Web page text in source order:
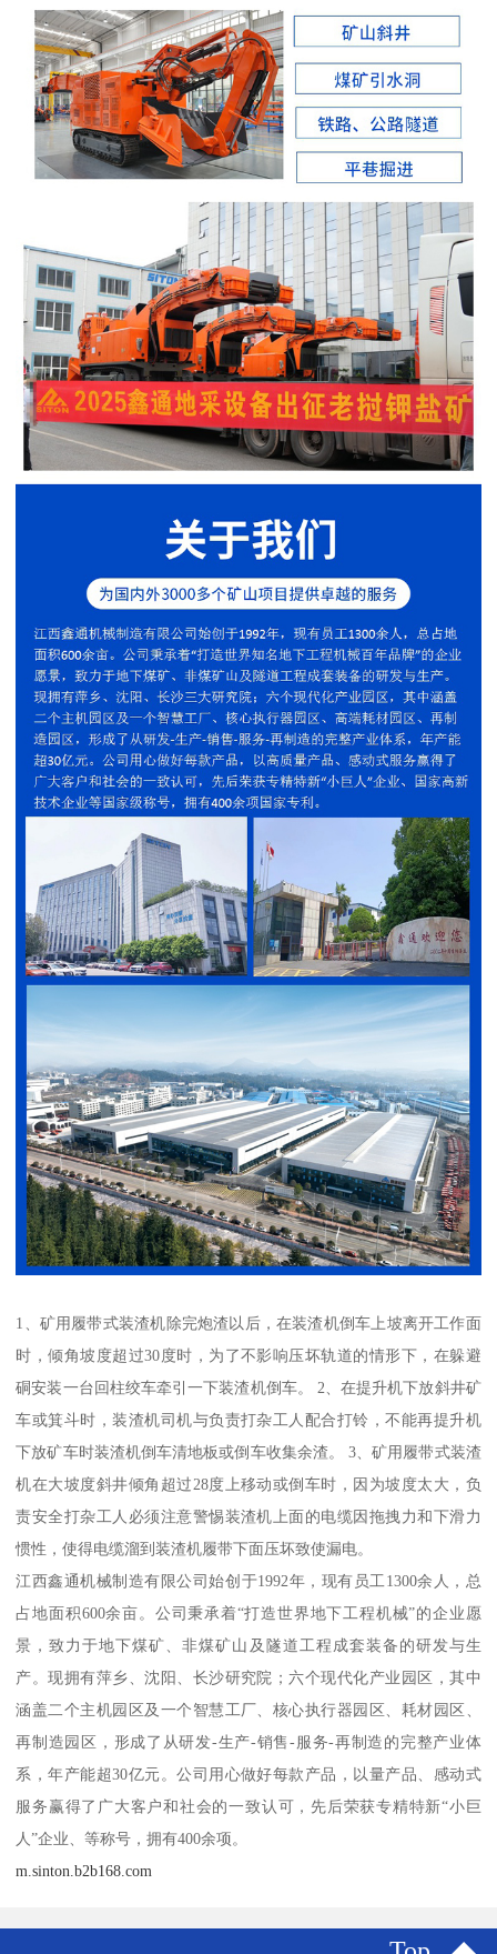
1、矿用履带式装渣机除完炮渣以后，在装渣机倒车上坡离开工作面
时，倾角坡度超过30度时，为了不影响压坏轨道的情形下，在躲避
硐安装一台回柱绞车牵引一下装渣机倒车。 2、在提升机下放斜井矿
车或箕斗时，装渣机司机与负责打杂工人配合打铃，不能再提升机
下放矿车时装渣机倒车清地板或倒车收集余渣。 3、矿用履带式装渣
机在大坡度斜井倾角超过28度上移动或倒车时，因为坡度太大，负
责安全打杂工人必须注意警惕装渣机上面的电缆因拖拽力和下滑力
惯性，使得电缆溜到装渣机履带下面压坏致使漏电。
江西鑫通机械制造有限公司始创于1992年，现有员工1300余人，总
占地面积600余亩。公司秉承着“打造世界地下工程机械”的企业愿
景，致力于地下煤矿、非煤矿山及隧道工程成套装备的研发与生
产。现拥有萍乡、沈阳、长沙研究院；六个现代化产业园区，其中
涵盖二个主机园区及一个智慧工厂、核心执行器园区、耗材园区、
再制造园区，形成了从研发-生产-销售-服务-再制造的完整产业体
系，年产能超30亿元。公司用心做好每款产品，以量产品、感动式
服务赢得了广大客户和社会的一致认可，先后荣获专精特新“小巨
人”企业、等称号，拥有400余项。
m.sinton.b2b168.com